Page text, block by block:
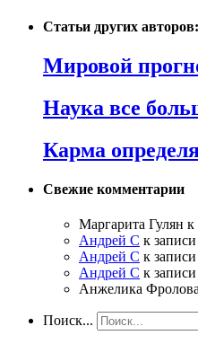
Статьи других авторов:
Мировой
Наука все
Карма
Свежие комментарии
Маргарита Гулян к
Андрей С к записи
Андрей С к записи
Андрей С к записи
Анжелика
Поиск...